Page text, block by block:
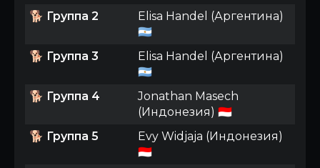
🐕 Группа 2
Elisa Handel (Аргентина)
🇦🇷
🐕 Группа 3
Elisa Handel (Аргентина)
🇦🇷
🐕 Группа 4
Jonathan Masech
(Индонезия) 🇮🇩
🐕 Группа 5
Evy Widjaja (Индонезия)
🇮🇩